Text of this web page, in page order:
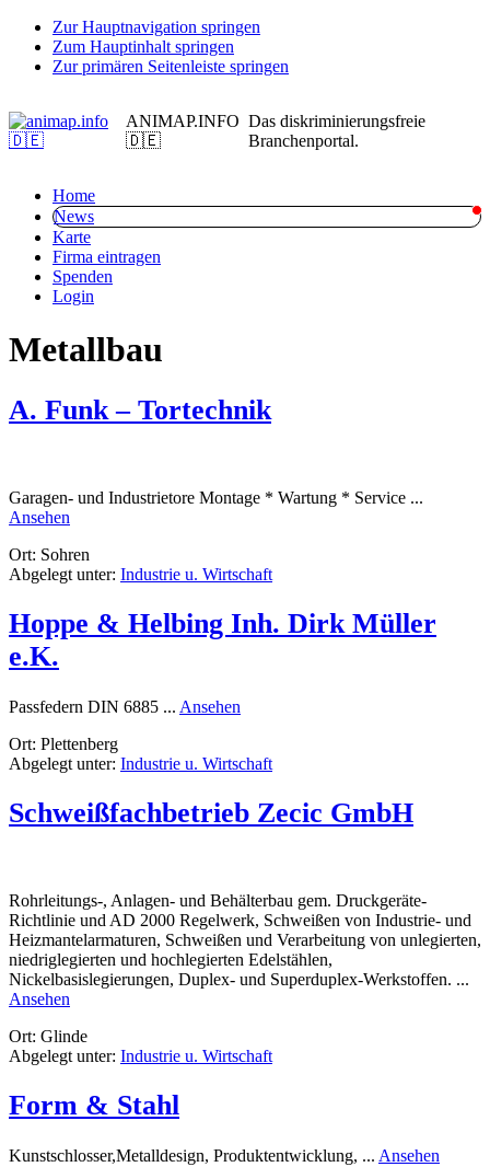
Zur Hauptnavigation springen
Zum Hauptinhalt springen
Zur primären Seitenleiste springen
ANIMAP.INFO
🇩🇪
Das diskriminierungsfreie
Branchenportal.
Home
News
Karte
Firma eintragen
Spenden
Login
Metallbau
A. Funk – Tortechnik
Garagen- und Industrietore Montage * Wartung * Service ...
Ansehen
Funk
–
Ort: Sohren
Abgelegt unter: Industrie u. Wirtschaft
Hoppe & Helbing Inh. Dirk Müller
e.K.
Passfedern DIN 6885 ... Ansehen
Helbing
Dirk
Müller
Ort: Plettenberg
Abgelegt unter: Industrie u. Wirtschaft
Schweißfachbetrieb Zecic GmbH
Rohrleitungs-, Anlagen- und Behälterbau gem. Druckgeräte-
Richtlinie und AD 2000 Regelwerk, Schweißen von Industrie- und
Heizmantelarmaturen, Schweißen und Verarbeitung von unlegierten,
niedriglegierten und hochlegierten Edelstählen,
Nickelbasislegierungen, Duplex- und Superduplex-Werkstoffen. ...
Ansehen
Zecic
GmbH
Ort: Glinde
Abgelegt unter: Industrie u. Wirtschaft
Form & Stahl
Kunstschlosser,Metalldesign, Produktentwicklung, ... Ansehen